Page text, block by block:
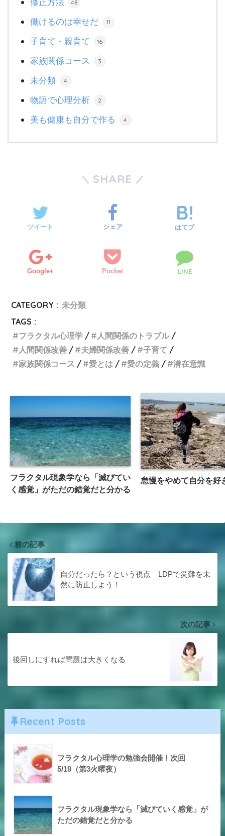
48
働けるのは幸せだ 11
子育て・親育て 16
家族関係コース 3
未分類 4
物語で心理分析 2
美も健康も自分で作る 4
SHARE
ツイート シェア はてブ
Google+ Pocket LINE
CATEGORY : 未分類
TAGS :
フラクタル心理学
人間関係のトラブル
人間関係改善
夫婦関係改善
子育て
家族関係コース
愛とは 愛の定義 潜在意識
フラクタル現象学なら「滅びてい
く感覚」がただの錯覚だと分かる
怠慢をやめて自分を好
前の記事
自分だったら？という視点 LDPで災難を未
然に防止しよう！
次の記事
後回しにすれば問題は大きくなる
Recent Posts
フラクタル心理学の勉強会開催！次回
5/19（第3火曜夜）
フラクタル現象学なら「滅びていく感覚」が
ただの錯覚だと分かる